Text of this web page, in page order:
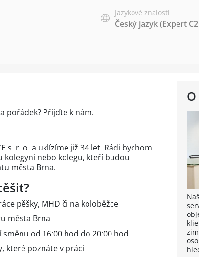
Jazykové znalosti
Český jazyk(Expert
pořádek? Přijďte k nám.
s. r. o. a uklízíme již 34 let. Rádi bychom
nebo kolegu, kteří budou
města Brna.
pěšky, MHD či na koloběžce
města Brna
od 16:00 hod do 20:00 hod.
které poznáte v práci